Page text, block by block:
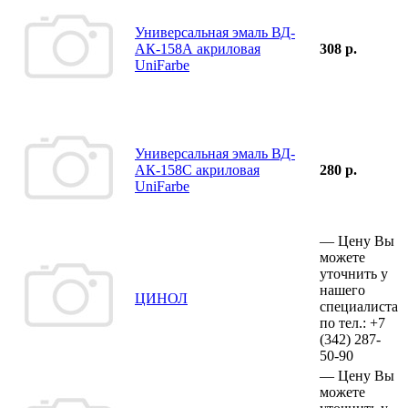
Универсальная эмаль ВД-
АК-158А акриловая
UniFarbe
308 р.
Универсальная эмаль ВД-
АК-158С акриловая
UniFarbe
280 р.
ЦИНОЛ
— Цену Вы
можете
уточнить у
нашего
специалиста
по тел.: +7
(342) 287-
50-90
— Цену Вы
можете